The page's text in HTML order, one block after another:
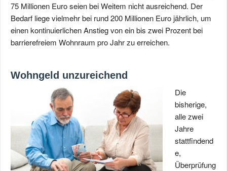
75 Millionen Euro seien bei Weitem nicht ausreichend. Der
Bedarf liege vielmehr bei rund 200 Millionen Euro jährlich, um
einen kontinuierlichen Anstieg von ein bis zwei Prozent bei
barrierefreiem Wohnraum pro Jahr zu erreichen.
Wohngeld unzureichend
Die
bisherige,
alle zwei
Jahre
stattfindend
e,
Überprüfung